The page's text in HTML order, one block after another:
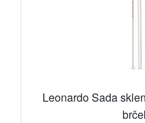
Leonardo Sada